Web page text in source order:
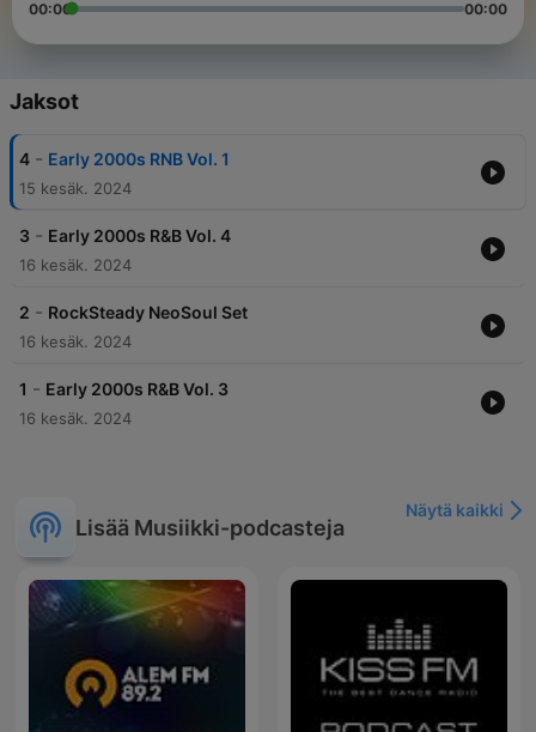
00:00 00:00
Jaksot
4 - Early 2000s RNB Vol. 1
15 kesäk. 2024
3 - Early 2000s R&B Vol. 4
16 kesäk. 2024
2 - RockSteady NeoSoul Set
16 kesäk. 2024
1 - Early 2000s R&B Vol. 3
16 kesäk. 2024
Lisää Musiikki-podcasteja
Näytä kaikki